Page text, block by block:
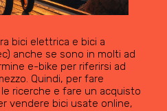
bici elettrica e bici a
anche se sono in molti ad
e-bike per riferirsi ad
Quindi, per fare
le ricerche e fare un acquisto
vendere bici usate online,